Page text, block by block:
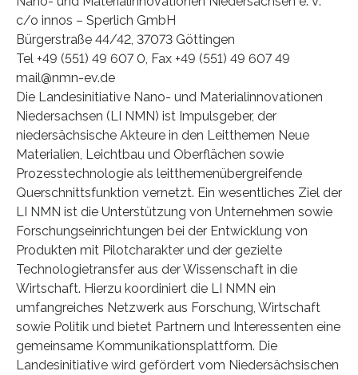
c/o innos – Sperlich GmbH
Bürgerstraße 44/42, 37073 Göttingen
Tel +49 (551) 49 607 0, Fax +49 (551) 49 607 49
mail@nmn-ev.de
Die Landesinitiative Nano- und Materialinnovationen
Niedersachsen (LI NMN) ist Impulsgeber, der
niedersächsische Akteure in den Leitthemen Neue
Materialien, Leichtbau und Oberflächen sowie
Prozesstechnologie als leitthemenübergreifende
Querschnittsfunktion vernetzt. Ein wesentliches Ziel der
LI NMN ist die Unterstützung von Unternehmen sowie
Forschungseinrichtungen bei der Entwicklung von
Produkten mit Pilotcharakter und der gezielte
Technologietransfer aus der Wissenschaft in die
Wirtschaft. Hierzu koordiniert die LI NMN ein
umfangreiches Netzwerk aus Forschung, Wirtschaft
sowie Politik und bietet Partnern und Interessenten eine
gemeinsame Kommunikationsplattform. Die
Landesinitiative wird gefördert vom Niedersächsischen